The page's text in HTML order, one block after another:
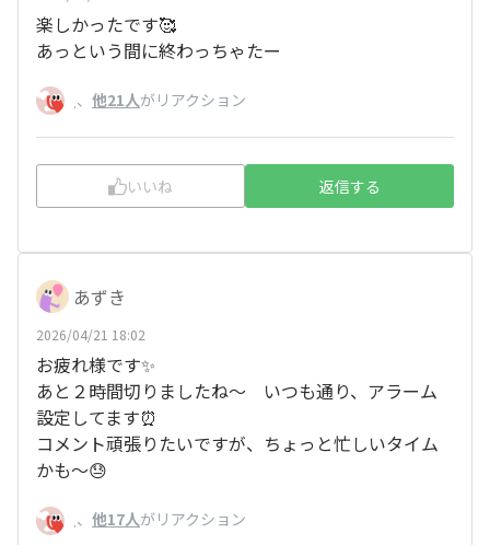
楽しかったです🥰
あっという間に終わっちゃたー
.、 他21人がリアクション
いいね 返信する
あずき
2026/04/21 18:02
お疲れ様です✨
あと２時間切りましたね～ いつも通り、アラーム
設定してます⏰
コメント頑張りたいですが、ちょっと忙しいタイム
かも～😓
.、 他17人がリアクション